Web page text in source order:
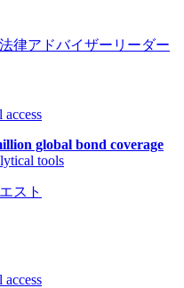
律アドバイザーリーダー
access
global bond coverage
tools
スト
access